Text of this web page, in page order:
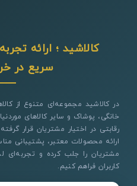
کالاشید ؛ ارائه
سریع در
در کالاشید مجموعه‌ای متنوع از
خانگی، پوشاک و سایر کالاهای
رقابتی در اختیار مشتریان قرار
ارائه محصولات معتبر، پشتیبانی
مشتریان را جلب کرده و تجربه‌ای
کاربران فراهم کنیم.